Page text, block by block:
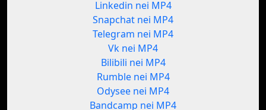
Linkedin nei MP4
Snapchat nei MP4
Telegram nei MP4
Vk nei MP4
Bilibili nei MP4
Rumble nei MP4
Odysee nei MP4
Bandcamp nei MP4